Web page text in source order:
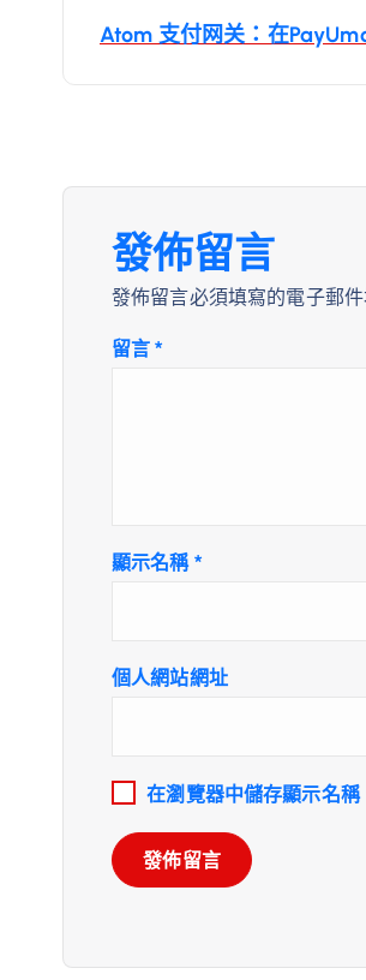
導
Atom 支付网关：在
發佈留言
發佈留言必須填寫的電子郵
留言*
顯示名稱*
個人網站網址
在瀏覽器中儲存顯示名稱